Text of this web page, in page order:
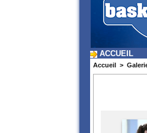
ACCUEIL
Accueil >